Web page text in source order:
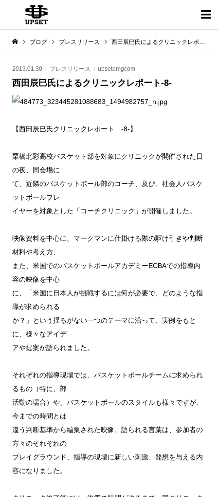

ブログ プレスリリース 西田辰巳氏によるクリニックレポート-8-
2013.01.30 プレスリリース upsetemgcom
西田辰巳氏によるクリニックレポート-8-
【西田辰巳氏クリニックレポート -8-】
栗橋北彩高校バスケット部を対象にクリニックが開催された日
の夜、同会場に
て、近隣のバスケットボール部のコーチ、及び、社会人バスケ
ットボールプレ
イヤーを対象とした「コーチクリニック」が開催しました。
映像資料を中心に、マークマンに仕掛ける際の駆け引きや判断
材料や考え方、
また、米国でのバスケットボールアカデミーECBAでの指導内
容の映像を中心
に、「米国に日本人が挑戦するには何が必要で、どのような指
導が求められる
か？」という揺るがない一つのテーマに沿って、実例をもと
に、様々なアイデ
アや提案が語られました。
それぞれの指導現場では、バスケットボールチームに求められ
るもの（特に、部
活動の場合）や、バスケットボールのスタイルも様々ですが、
今までの時間とは
違う判断基準から編集された映像、語られる言葉は、参加者の
方々のそれぞれの
プレイグラウンド、指導の現場に新しい刺激、発想を与える内
容になりました。